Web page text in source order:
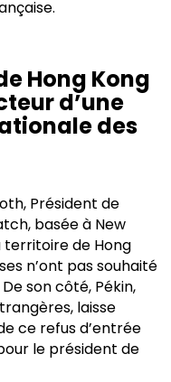
Hong Kong
d’une
des
Président de
basée à New
territoire de Hong
n’ont pas souhaité
son côté, Pékin,
laisse
ce refus d’entrée
le président de